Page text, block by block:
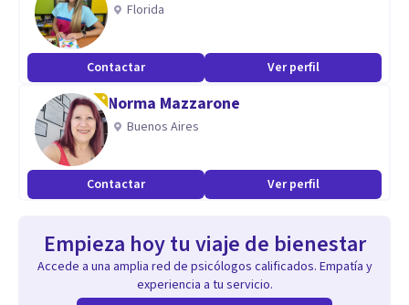
Florida
Contactar Ver perfil
Norma Mazzarone
Buenos Aires
Contactar Ver perfil
Empieza hoy tu viaje de bienestar
Accede a una amplia red de psicólogos calificados. Empatía y
experiencia a tu servicio.